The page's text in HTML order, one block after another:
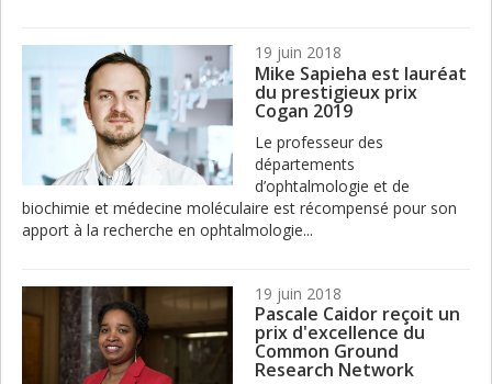
19 juin 2018
Mike Sapieha est lauréat
du prestigieux prix
Cogan 2019
Le professeur des
départements
d’ophtalmologie et de
biochimie et médecine moléculaire est récompensé pour son
apport à la recherche en ophtalmologie...
19 juin 2018
Pascale Caidor reçoit un
prix d'excellence du
Common Ground
Research Network